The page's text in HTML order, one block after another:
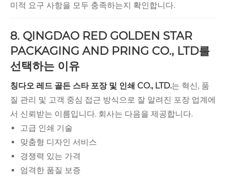
미적 요구 사항을 모두 충족하는지 확인합니다.
8. QINGDAO RED GOLDEN STAR
PACKAGING AND PRING CO., LTD를
선택하는 이유
칭다오 레드 골든 스타 포장 및 인쇄 CO., LTD.는 혁신, 품
질 관리 및 고객 중심 접근 방식으로 잘 알려진 포장 업계에
서 신뢰받는 이름입니다. 회사는 다음을 제공합니다.
고급 인쇄 기술
맞춤형 디자인 서비스
경쟁력 있는 가격
엄격한 품질 보증